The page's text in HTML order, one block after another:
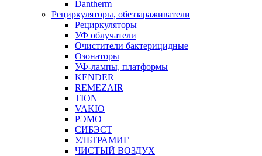
Dantherm
Рециркуляторы, обеззараживатели
Рециркуляторы
УФ облучатели
Очистители бактерицидные
Озонаторы
УФ-лампы, платформы
KENDER
REMEZAIR
TION
VAKIO
РЭМО
СИБЭСТ
УЛЬТРАМИГ
ЧИСТЫЙ ВОЗДУХ